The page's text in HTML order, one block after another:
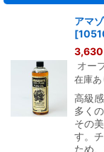
アマ
[
3,630
オー
在庫あ
高級
多く
その
す。
ため